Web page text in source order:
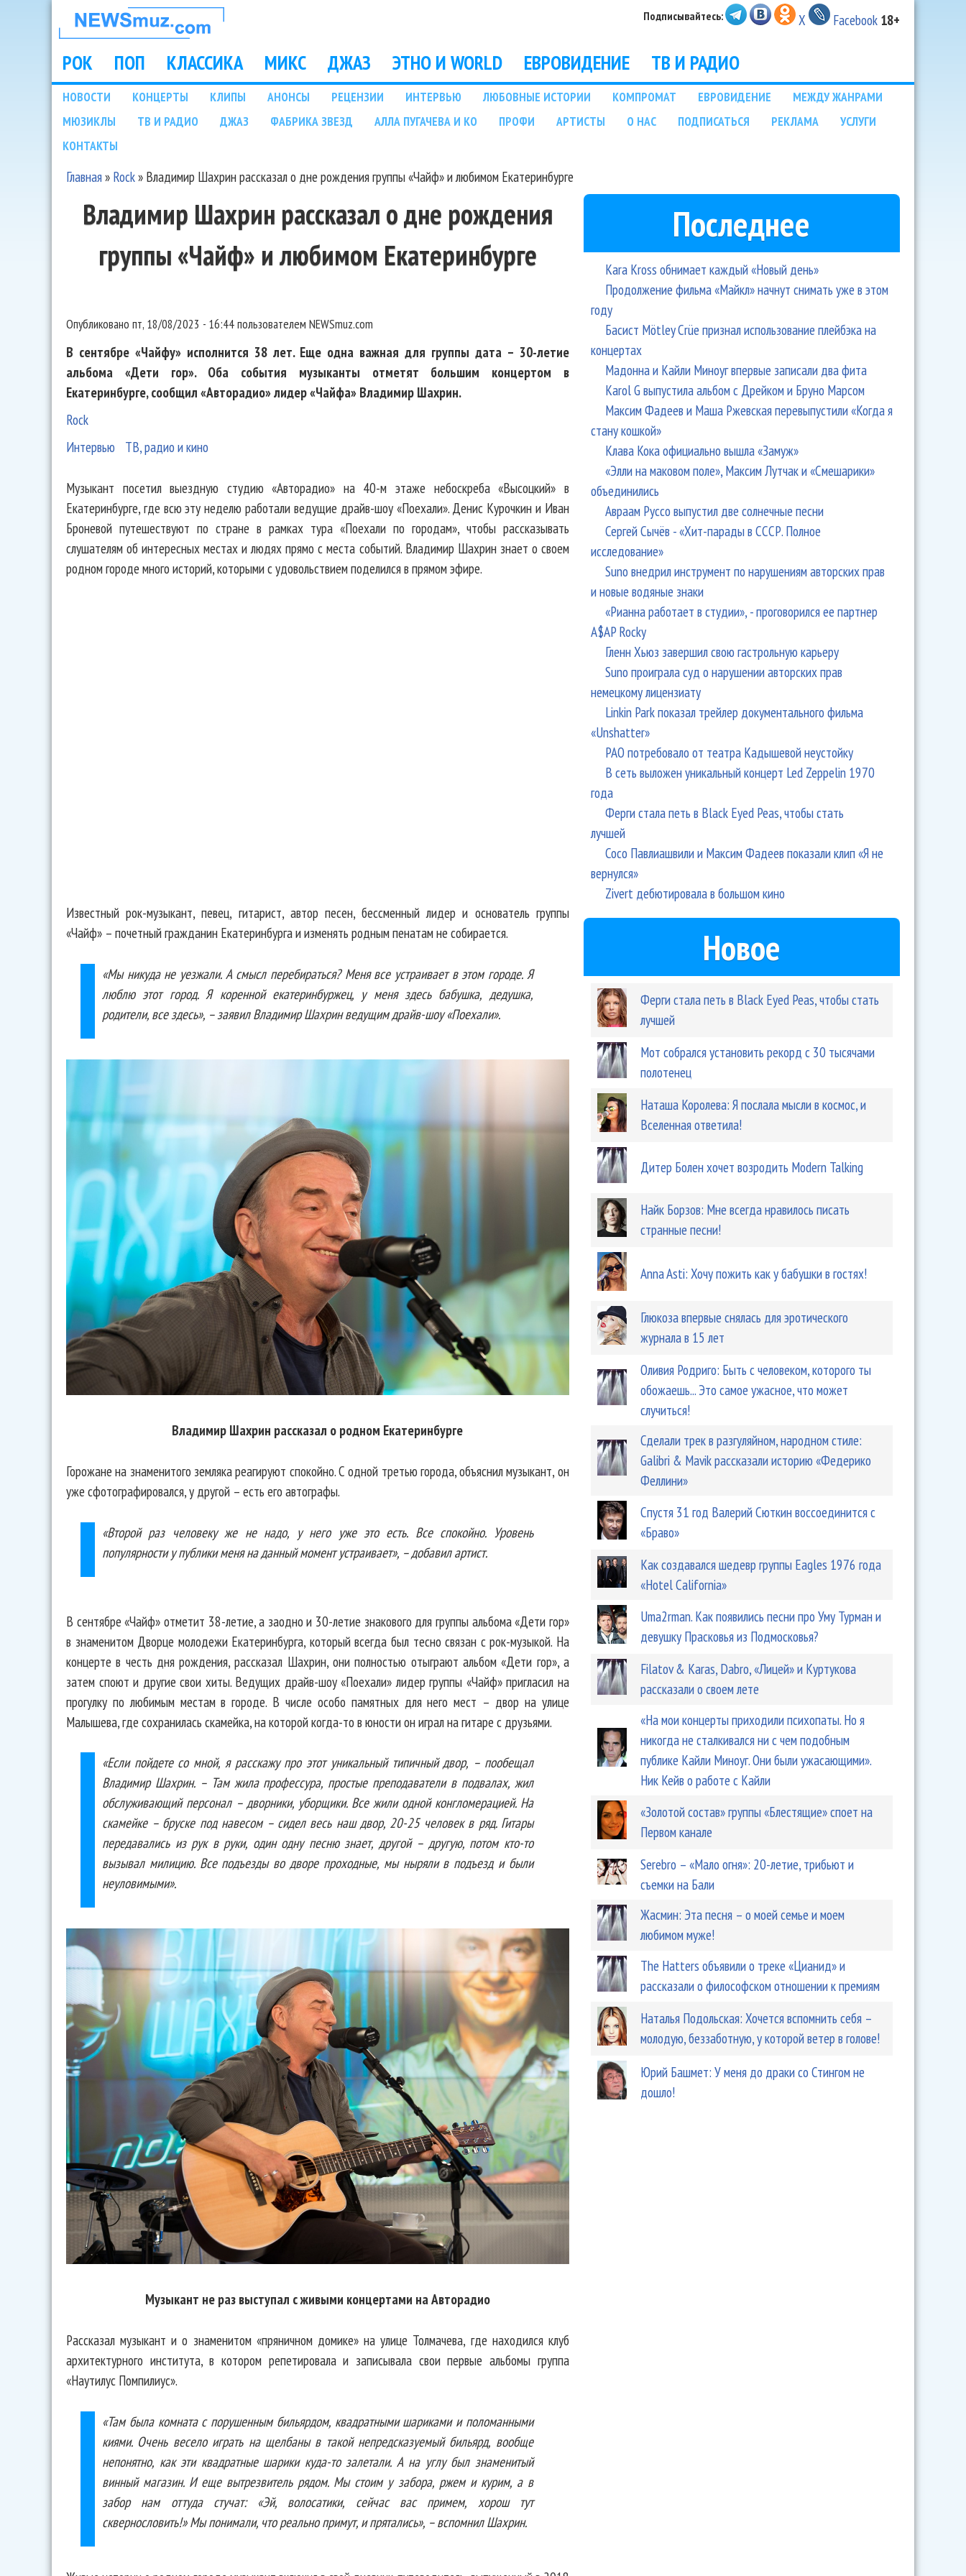
НОВОСТИ
МУЗЫКИ И
ШОУ БИЗНЕСА
NEWSMUZ.COM
Подписывайтесь: X Facebook 18+
Main menu
РОК ПОП КЛАССИКА МИКС ДЖАЗ ЭТНО И WORLD ЕВРОВИДЕНИЕ ТВ И РАДИО
Подразделы
НОВОСТИ КОНЦЕРТЫ КЛИПЫ АНОНСЫ РЕЦЕНЗИИ ИНТЕРВЬЮ ЛЮБОВНЫЕ ИСТОРИИ КОМПРОМАТ ЕВРОВИДЕНИЕ
МЕЖДУ ЖАНРАМИ
МЮЗИКЛЫ
ТВ И РАДИО ДЖАЗ ФАБРИКА ЗВЕЗД АЛЛА ПУГАЧЕВА И КО ПРОФИ АРТИСТЫ О НАС ПОДПИСАТЬСЯ РЕКЛАМА
УСЛУГИ
КОНТАКТЫ
Главная» Rock» Владимир Шахрин рассказал о дне рождения группы «Чайф» и любимом Екатеринбурге
Владимир Шахрин рассказал о дне рождения
группы «Чайф» и любимом Екатеринбурге
Опубликовано пт, 18/08/2023 - 16:44пользователем NEWSmuz.com
В сентябре «Чайфу» исполнится 38 лет. Еще одна важная для группы дата – 30-летие
альбома «Дети гор». Оба события музыканты отметят большим концертом в
Екатеринбурге, сообщил «Авторадио» лидер «Чайфа» Владимир Шахрин.
Rock
Интервью
ТВ, радио и кино
Музыкант посетил выездную студию «Авторадио» на 40-м этаже небоскреба «Высоцкий» в
Екатеринбурге, где всю эту неделю работали ведущие драйв-шоу «Поехали». Денис Курочкин и Иван
Броневой путешествуют по стране в рамках тура «Поехали по городам», чтобы рассказывать
слушателям об интересных местах и людях прямо с места событий. Владимир Шахрин знает о своем
родном городе много историй, которыми с удовольствием поделился в прямом эфире.
Известный рок-музыкант, певец, гитарист, автор песен, бессменный лидер и основатель группы
«Чайф» – почетный гражданин Екатеринбурга и изменять родным пенатам не собирается.
«Мы никуда не уезжали. А смысл перебираться? Меня все устраивает в этом городе. Я
люблю этот город. Я коренной екатеринбуржец, у меня здесь бабушка, дедушка,
родители, все здесь», – заявил Владимир Шахрин ведущим драйв-шоу «Поехали».
Владимир Шахрин рассказал о родном Екатеринбурге
Горожане на знаменитого земляка реагируют спокойно. С одной третью города, объяснил музыкант, он
уже сфотографировался, у другой – есть его автографы.
«Второй раз человеку же не надо, у него уже это есть. Все спокойно. Уровень
популярности у публики меня на данный момент устраивает», – добавил артист.
В сентябре «Чайф» отметит 38-летие, а заодно и 30-летие знакового для группы альбома «Дети гор»
в знаменитом Дворце молодежи Екатеринбурга, который всегда был тесно связан с рок-музыкой. На
концерте в честь дня рождения, рассказал Шахрин, они полностью отыграют альбом «Дети гор», а
затем споют и другие свои хиты. Ведущих драйв-шоу «Поехали» лидер группы «Чайф» пригласил на
прогулку по любимым местам в городе. В числе особо памятных для него мест – двор на улице
Малышева, где сохранилась скамейка, на которой когда-то в юности он играл на гитаре с друзьями.
«Если пойдете со мной, я расскажу про этот уникальный типичный двор, – пообещал
Владимир Шахрин. – Там жила профессура, простые преподаватели в подвалах, жил
обслуживающий персонал – дворники, уборщики. Все жили одной конгломерацией. На
скамейке – бруске под навесом – сидел весь наш двор, 20-25 человек в ряд. Гитары
передавались из рук в руки, один одну песню знает, другой – другую, потом кто-то
вызывал милицию. Все подъезды во дворе проходные, мы ныряли в подъезд и были
неуловимыми».
Музыкант не раз выступал с живыми концертами на Авторадио
Рассказал музыкант и о знаменитом «пряничном домике» на улице Толмачева, где находился клуб
архитектурного института, в котором репетировала и записывала свои первые альбомы группа
«Наутилус Помпилиус».
«Там была комната с порушенным бильярдом, квадратными шариками и поломанными
киями. Очень весело играть на щелбаны в такой непредсказуемый бильярд, вообще
непонятно, как эти квадратные шарики куда-то залетали. А на углу был знаменитый
винный магазин. И еще вытрезвитель рядом. Мы стоим у забора, ржем и курим, а в
забор нам оттуда стучат: «Эй, волосатики, сейчас вас примем, хорош тут
сквернословить!» Мы понимали, что реально примут, и прятались», – вспомнил Шахрин.
Последнее
Kara Kross обнимает каждый «Новый день»
Продолжение фильма «Майкл» начнут снимать уже в этом
году
Басист Mötley Crüe признал использование плейбэка на
концертах
Мадонна и Кайли Миноуг впервые записали два фита
Karol G выпустила альбом с Дрейком и Бруно Марсом
Максим Фадеев и Маша Ржевская перевыпустили «Когда я
стану кошкой»
Клава Кока официально вышла «Замуж»
«Элли на маковом поле», Максим Лутчак и «Смешарики»
объединились
Авраам Руссо выпустил две солнечные песни
Сергей Сычёв - «Хит-парады в СССР. Полное
исследование»
Suno внедрил инструмент по нарушениям авторских прав
и новые водяные знаки
«Рианна работает в студии», - проговорился ее партнер
A$AP Rocky
Гленн Хьюз завершил свою гастрольную карьеру
Suno проиграла суд о нарушении авторских прав
немецкому лицензиату
Linkin Park показал трейлер документального фильма
«Unshatter»
РАО потребовало от театра Кадышевой неустойку
В сеть выложен уникальный концерт Led Zeppelin 1970
года
Ферги стала петь в Black Eyed Peas, чтобы стать
лучшей
Сосо Павлиашвили и Максим Фадеев показали клип «Я не
вернулся»
Zivert дебютировала в большом кино
Новое
Ферги стала петь в Black Eyed Peas, чтобы стать
лучшей
Мот собрался установить рекорд с 30 тысячами
полотенец
Наташа Королева: Я послала мысли в космос, и
Вселенная ответила!
Дитер Болен хочет возродить Modern Talking
Найк Борзов: Мне всегда нравилось писать
странные песни!
Anna Asti: Хочу пожить как у бабушки в гостях!
Глюкоза впервые снялась для эротического
журнала в 15 лет
Оливия Родриго: Быть ​​с человеком, которого ты
обожаешь... Это самое ужасное, что может
случиться!
Сделали трек в разгуляйном, народном стиле:
Galibri & Mavik рассказали историю «Федерико
Феллини»
Спустя 31 год Валерий Сюткин воссоединится с
«Браво»
Как создавался шедевр группы Eagles 1976 года
«Hotel California»
Uma2rman. Как появились песни про Уму Турман и
девушку Прасковья из Подмосковья?
Filatov & Karas, Dabro, «Лицей» и Куртукова
рассказали о своем лете
«На мои концерты приходили психопаты. Но я
никогда не сталкивался ни с чем подобным
публике Кайли Миноуг. Они были ужасающими».
Ник Кейв о работе с Кайли
«Золотой состав» группы «Блестящие» споет на
Первом канале
Serebro – «Мало огня»: 20-летие, трибьют и
съемки на Бали
Жасмин: Эта песня – о моей семье и моем
любимом муже!
The Hatters объявили о треке «Цианид» и
рассказали о философском отношении к премиям
Наталья Подольская: Хочется вспомнить себя –
молодую, беззаботную, у которой ветер в голове!
Юрий Башмет: У меня до драки со Стингом не
дошло!